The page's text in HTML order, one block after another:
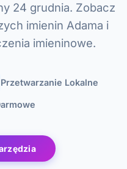
24 grudnia. Zobacz
imienin Adama i
imieninowe.
Przetwarzanie Lokalne